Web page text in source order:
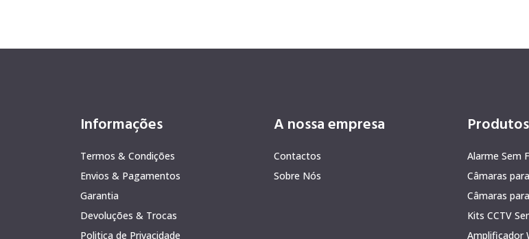
Informações
Termos & Condições
Envios & Pagamentos
Garantia
Devoluções & Trocas
Politica de Privacidade
A nossa empresa
Contactos
Sobre Nós
Produtos
Alarme Sem
Câmaras
Câmaras
Kits CCTV
Amplificador